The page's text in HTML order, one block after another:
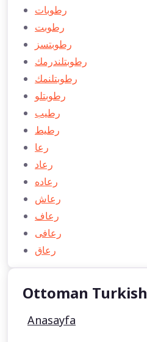
رطوبات
رطوبت
رطوبتسز
رطوبتلندرمك
رطوبتلنمك
رطوبتلو
رطیب
رطيط
رعا
رعاد
رعاده
رعاش
رعاف
رعافی
رعاق
Ottoman Turkish
Anasayfa